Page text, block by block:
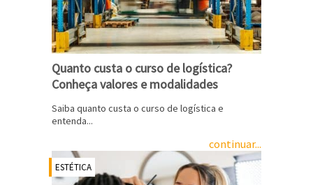
Quanto custa o curso de logística?
Conheça valores e modalidades
Saiba quanto custa o curso de logística e
entenda...
continuar...
ESTÉTICA